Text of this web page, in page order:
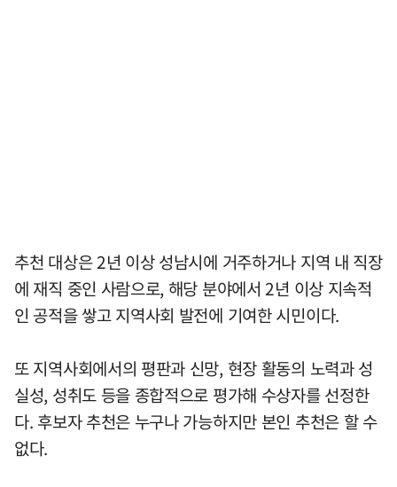
추천 대상은 2년 이상 성남시에 거주하거나 지역 내 직장
에 재직 중인 사람으로, 해당 분야에서 2년 이상 지속적
인 공적을 쌓고 지역사회 발전에 기여한 시민이다.
또 지역사회에서의 평판과 신망, 현장 활동의 노력과 성
실성, 성취도 등을 종합적으로 평가해 수상자를 선정한
다. 후보자 추천은 누구나 가능하지만 본인 추천은 할 수
없다.